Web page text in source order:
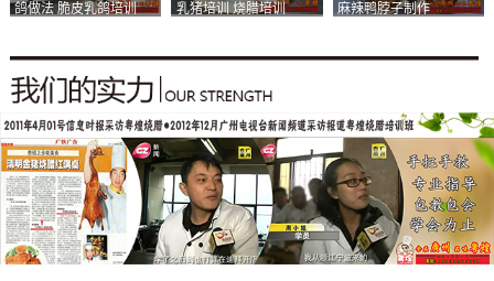
鸽做法 脆皮乳鸽培训
乳猪培训 烧腊培训
麻辣鸭脖子制作